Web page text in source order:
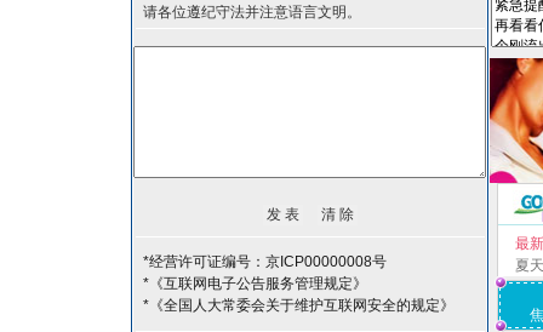
请各位遵纪守法并注意语言文明。
*经营许可证编号：京ICP00000008号
*《互联网电子公告服务管理规定》
*《全国人大常委会关于维护互联网安全的规定》
最
夏